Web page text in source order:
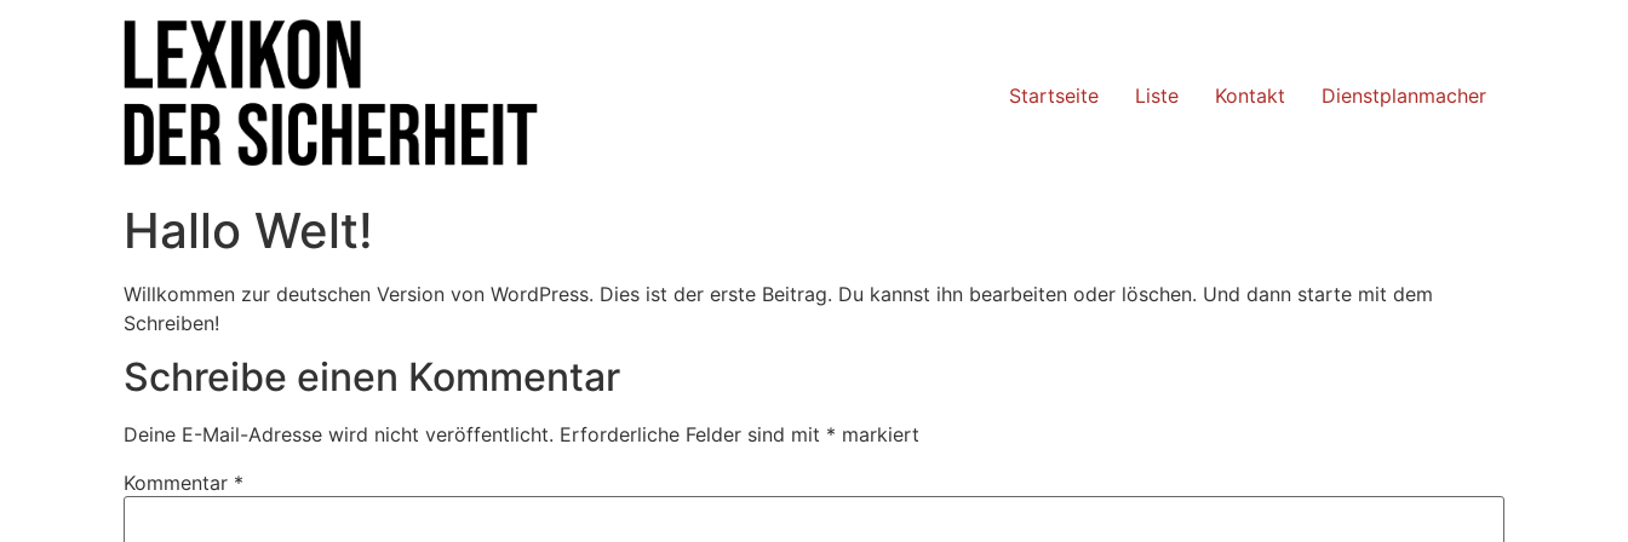
Startseite Liste Kontakt Dienstplanmacher
Hallo Welt!
Willkommen zur deutschen Version von WordPress. Dies ist der erste Beitrag. Du kannst ihn bearbeiten oder löschen. Und dann starte mit dem
Schreiben!
Schreibe einen Kommentar
Deine E-Mail-Adresse wird nicht veröffentlicht. Erforderliche Felder sind mit * markiert
Kommentar *